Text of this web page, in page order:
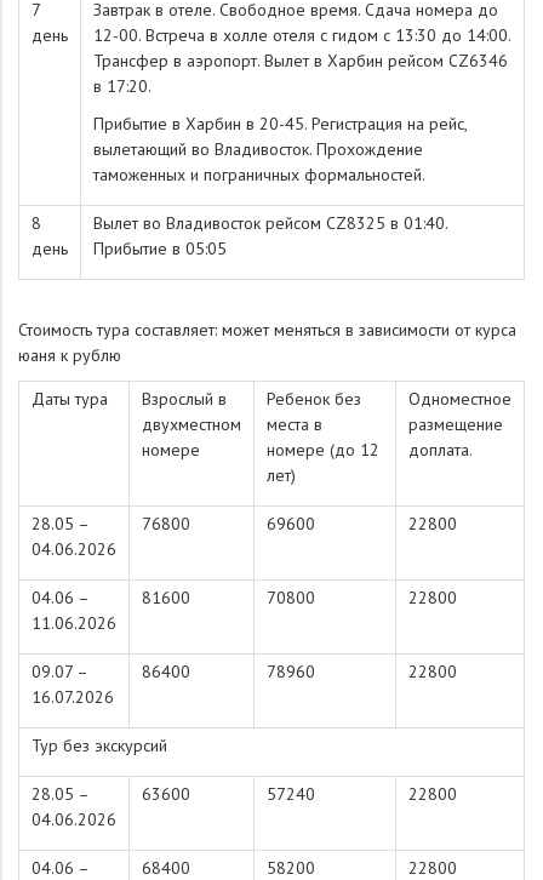
7
день
Завтрак в отеле. Свободное время. Сдача номера до
12-00. Встреча в холле отеля с гидом c 13:30 до 14:00.
Трансфер в аэропорт. Вылет в Харбин рейсом CZ6346
в 17:20.
Прибытие в Харбин в 20-45. Регистрация на рейс,
вылетающий во Владивосток. Прохождение
таможенных и пограничных формальностей.
8
день
Вылет во Владивосток рейсом CZ8325 в 01:40.
Прибытие в 05:05
Стоимость тура составляет: может меняться в зависимости от курса
юаня к рублю
Даты тура
Взрослый в
двухместном
номере
Ребенок без
места в
номере (до 12
лет)
Одноместное
размещение
доплата.
28.05 –
04.06.2026
76800 69600 22800
04.06 –
11.06.2026
81600 70800 22800
09.07 –
16.07.2026
86400 78960 22800
Тур без экскурсий
28.05 –
04.06.2026
63600 57240 22800
04.06 –
68400 58200 22800